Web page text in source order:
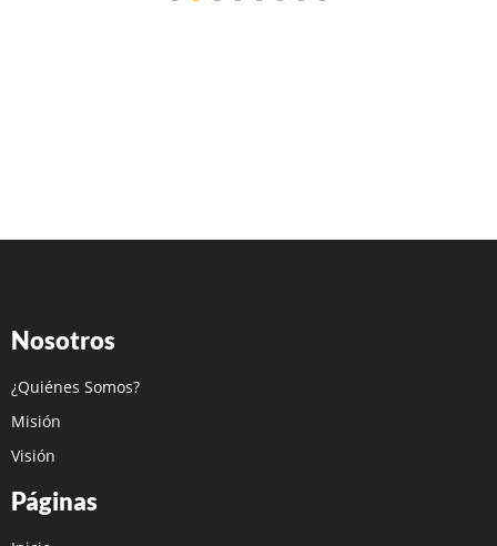
Nosotros
¿Quiénes Somos?
Misión
Visión
Páginas